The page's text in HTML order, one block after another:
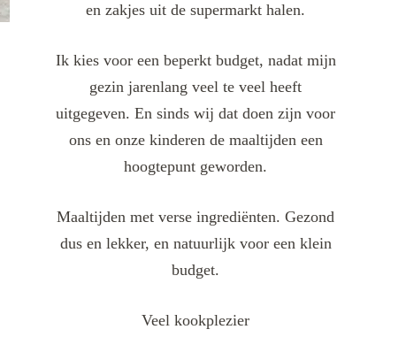
en zakjes uit de supermarkt halen.
Ik kies voor een beperkt budget, nadat mijn
gezin jarenlang veel te veel heeft
uitgegeven. En sinds wij dat doen zijn voor
ons en onze kinderen de maaltijden een
hoogtepunt geworden.
Maaltijden met verse ingrediënten. Gezond
dus en lekker, en natuurlijk voor een klein
budget.
Veel kookplezier